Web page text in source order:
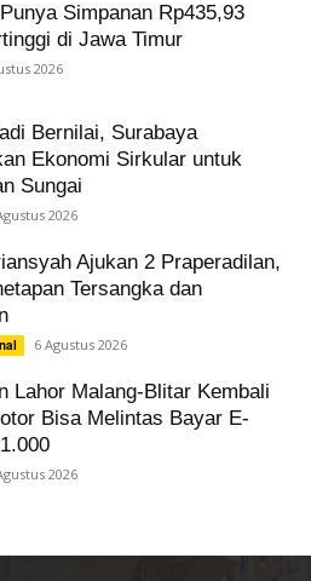
Simpanan Rp435,93
di Jawa Timur
2026
Bernilai, Surabaya
Ekonomi Sirkular untuk
Sungai
2026
Ajukan 2 Praperadilan,
Tersangka dan
6 Agustus 2026
Lahor Malang-Blitar Kembali
Bisa Melintas Bayar E-
2026